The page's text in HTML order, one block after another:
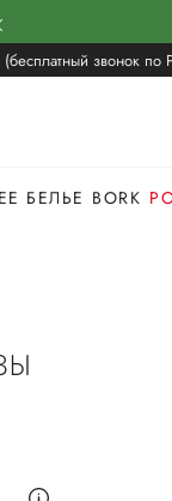
звонок по
БЕЛЬЕ BORK